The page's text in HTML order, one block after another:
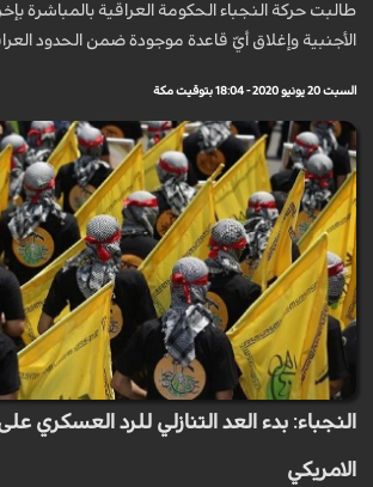
طالبت حركة النجباء الحكومة العراقية بالمباشرة
الأجنبية وإغلاق أيّ قاعدة موجودة ضمن الحدود
السبت 20 يونيو 2020 - 18:04 بتوقيت مكة
النجباء: بدء العد التنازلي للرد العسكري
الامريكي